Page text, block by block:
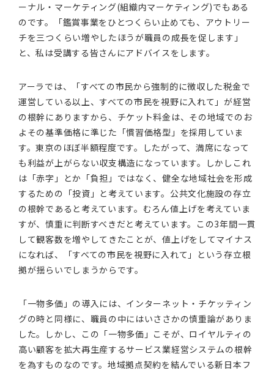
ーナル・マーケティング(組織内マーケティング)でもある
のです。「鑑賞事業をひとつくらい止めても、アウトリー
チを三つくらい増やしたほうが職員の成長を促します」
と、私は受講する皆さんにアドバイスをします。
アーラでは、「すべての市民から強制的に徴収した税金で
運営している以上、すべての市民を視野に入れて」が経営
の根幹にありますから、チケット料金は、その地域でのお
よその基準価格に準じた「慣習価格型」を採用していま
す。東京のほぼ半額程度です。したがって、満席になって
も利益が上がらない収支構造になっています。しかしこれ
は「赤字」とか「負担」ではなく、健全な地域社会を形成
するための「投資」と考えています。公共文化施設の存立
の根幹であると考えています。むろん値上げを考えていま
すが、慎重に判断すべきだと考えています。この3年間一貫
して観客数を増やしてきたことが、値上げをしてマイナス
になれば、「すべての市民を視野に入れて」という存立根
拠が揺らいでしまうからです。
「一物多価」の導入には、インターネット・チケッティン
グの時と同様に、職員の中にはいささかの慎重論がありま
した。しかし、この「一物多価」こそが、ロイヤルティの
高い顧客を拡大再生産するサービス業経営システムの根幹
を為すものなのです。地域拠点契約を結んでいる新日本フ